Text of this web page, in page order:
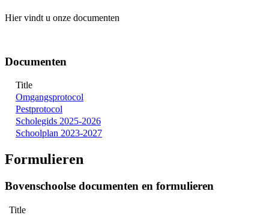
Hier vindt u onze documenten
Documenten
Title
Omgangsprotocol
Pestprotocol
Scholegids 2025-2026
Schoolplan 2023-2027
Formulieren
Bovenschoolse documenten en formulieren
Title